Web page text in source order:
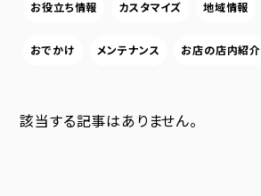
お役立ち情報 カスタマイズ 地域情報
おでかけ メンテナンス お店の店内紹介
該当する記事はありません。